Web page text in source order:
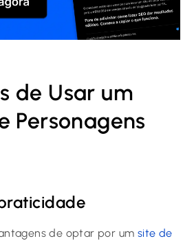
de Usar um
Personagens
de optar por um site de